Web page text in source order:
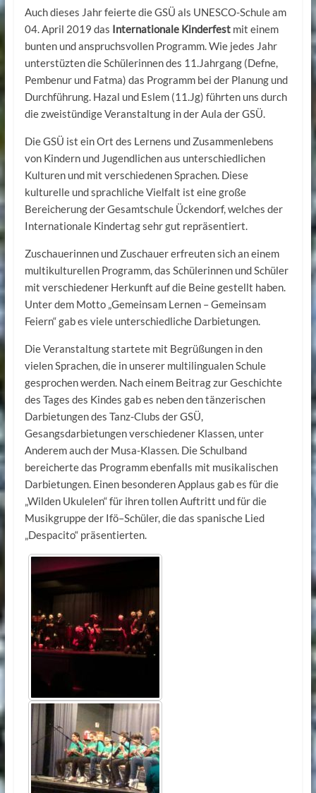
Auch dieses Jahr feierte die GSÜ als UNESCO-Schule am
04. April 2019 das Internationale Kinderfestmit einem
bunten und anspruchsvollen Programm. Wie jedes Jahr
unterstüzten die Schülerinnen des 11.Jahrgang (Defne,
Pembenur und Fatma) das Programm bei der Planung und
Durchführung. Hazal und Eslem (11.Jg) führten uns durch
die zweistündige Veranstaltung in der Aula der GSÜ.
Die GSÜ ist ein Ort des Lernens und Zusammenlebens
von Kindern und Jugendlichen aus unterschiedlichen
Kulturen und mit verschiedenen Sprachen. Diese
kulturelle und sprachliche Vielfalt ist eine große
Bereicherung der Gesamtschule Ückendorf, welches der
Internationale Kindertag sehr gut repräsentiert.
Zuschauerinnen und Zuschauer erfreuten sich an einem
multikulturellen Programm, das Schülerinnen und Schüler
mit verschiedener Herkunft auf die Beine gestellt haben.
Unter dem Motto „Gemeinsam Lernen – Gemeinsam
Feiern“ gab es viele unterschiedliche Darbietungen.
Die Veranstaltung startete mit Begrüßungen in den
vielen Sprachen, die in unserer multilingualen Schule
gesprochen werden. Nach einem Beitrag zur Geschichte
des Tages des Kindes gab es neben den tänzerischen
Darbietungen des Tanz-Clubs der GSÜ,
Gesangsdarbietungen verschiedener Klassen, unter
Anderem auch der Musa-Klassen. Die Schulband
bereicherte das Programm ebenfalls mit musikalischen
Darbietungen. Einen besonderen Applaus gab es für die
„Wilden Ukulelen“ für ihren tollen Auftritt und für die
Musikgruppe der Ifö–Schüler, die das spanische Lied
„Despacito“ präsentierten.